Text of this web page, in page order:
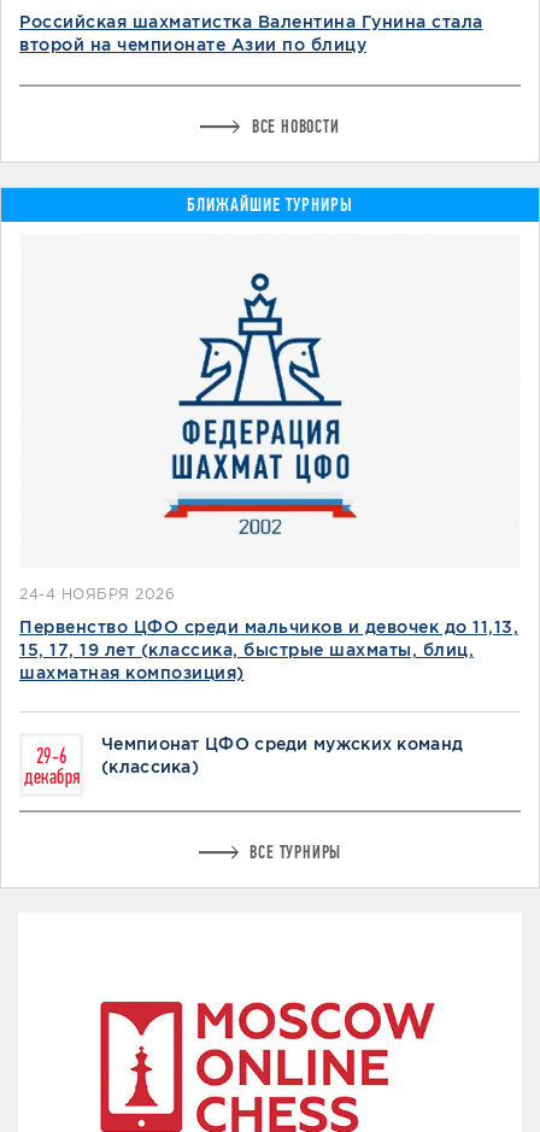
Российская шахматистка Валентина Гунина стала
второй на чемпионате Азии по блицу
ВСЕ НОВОСТИ
БЛИЖАЙШИЕ ТУРНИРЫ
Первенство ЦФО среди мальчиков и девочек до 11,13,
15, 17, 19 лет (классика, быстрые шахматы, блиц,
шахматная композиция)
24-4 НОЯБРЯ 2026
29-6
декабря
Чемпионат ЦФО среди мужских команд
(классика)
ВСЕ ТУРНИРЫ